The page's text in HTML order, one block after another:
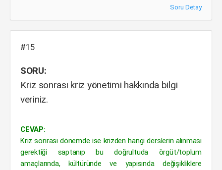
Soru Detay
#15
SORU:
Kriz sonrası kriz yönetimi hakkında bilgi
veriniz.
CEVAP:
Kriz sonrası dönemde ise krizden hangi derslerin alınması
gerektiği saptanıp bu doğrultuda örgüt/toplum
amaçlarında, kültüründe ve yapısında değişikliklere